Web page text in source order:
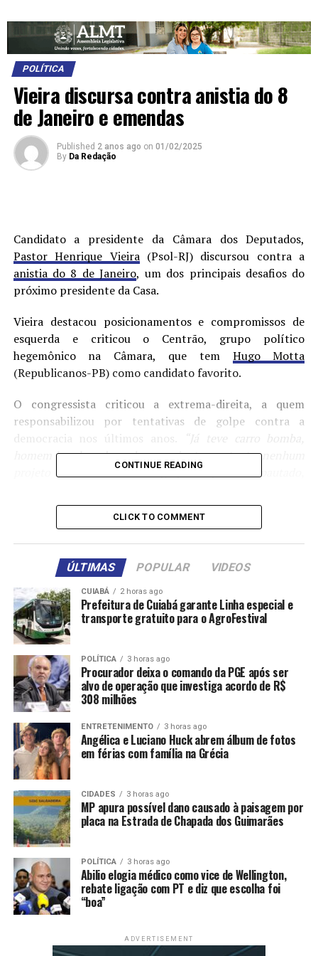
POLÍTICA
Vieira discursa contra anistia do 8
de Janeiro e emendas
Published 2 anos ago on 01/02/2025
By Da Redação
Candidato a presidente da Câmara dos Deputados,
Pastor Henrique Vieira(Psol-RJ) discursou contra a
anistia do 8 de Janeiro, um dos principais desafios do
próximo presidente da Casa.
Vieira destacou posicionamentos e compromissos de
esquerda e criticou o Centrão, grupo político
hegemônico na Câmara, que tem Hugo Motta
(Republicanos-PB) como candidato favorito.
O congressista criticou a extrema-direita, a quem
responsabilizou por tentativas de golpe contra a
democracia nos últimos anos.
homem bomba, plano de assassinato, portanto, nenhum
projeto que vise anistiar os golpistas pode ser pautado,
declarou.
permitir que o Brasil seja como Ustra planejou”
em crítica à ditadura militar.
Em referência ao favoritismo de Motta, que reúne 18
partidos aliados, Vieira disse que“acordão tem limite”
“Não será suficiente para derrotar a extrema direita. É
tempo de coragem”, afirmou.
Vieira também criticou as emendas parlamentares. Seu
partido, o Psol, é autor da ação analisada pelo ministro
do STF (Supremo Tribunal Federal) Flávio Dino, que
bloqueouR$ 4,2 bilhões em recursos oriundos das
transferências designadas por congressistas no
orçamento da União.
O deputado se referiu a elas como um “sequestro do
orçamento”
“Não somos contra emendas como forma de
contribuição complementar, contudo a forma como
acontece hoje é disfuncional, ineficiente e escandalosa”
disse.
Para Vieira, o“orçamento secreto não foi superado, mas
repaginado”
“Esse modelo gera uma pulverização desses recursos com
CONTINUE READING
CLICK TO COMMENT
ÚLTIMAS POPULAR VIDEOS
CUIABÁ 2 horas ago
Prefeitura de Cuiabá garante Linha especial e
transporte gratuito para o AgroFestival
POLÍTICA 3 horas ago
Procurador deixa o comando da PGE após ser
alvo de operação que investiga acordo de R$
308 milhões
ENTRETENIMENTO 3 horas ago
Angélica e Luciano Huck abrem álbum de fotos
em férias com família na Grécia
CIDADES 3 horas ago
MP apura possível dano causado à paisagem por
placa na Estrada de Chapada dos Guimarães
POLÍTICA 3 horas ago
Abilio elogia médico como vice de Wellington,
rebate ligação com PT e diz que escolha foi
“boa”
ADVERTISEMENT